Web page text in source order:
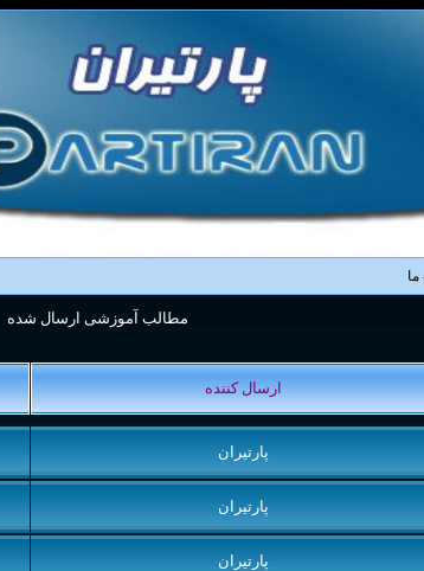
ما
مطالب آموزشی ارسال شده
ارسال کننده
پارتیران
پارتیران
پارتیران